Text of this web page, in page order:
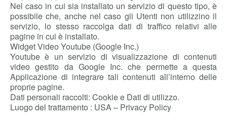
Nel caso in cui sia installato un servizio di questo tipo, è
possibile che, anche nel caso gli Utenti non utilizzino il
servizio, lo stesso raccolga dati di traffico relativi alle
pagine in cui è installato.
Widget Video Youtube (Google Inc.)
Youtube è un servizio di visualizzazione di contenuti
video gestito da Google Inc. che permette a questa
Applicazione di integrare tali contenuti all’interno delle
proprie pagine.
Dati personali raccolti: Cookie e Dati di utilizzo.
Luogo del trattamento : USA – Privacy Policy